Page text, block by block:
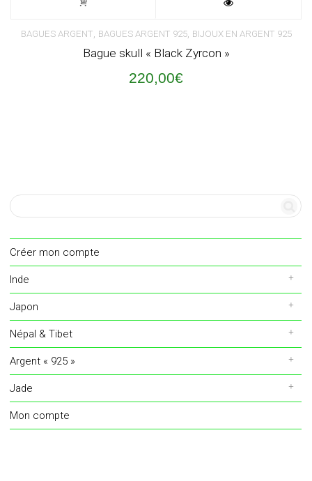
BAGUES ARGENT, BAGUES ARGENT 925, BIJOUX EN ARGENT 925
Bague skull « Black Zyrcon »
220,00€
Créer mon compte
Inde
Japon
Népal & Tibet
Argent « 925 »
Jade
Mon compte